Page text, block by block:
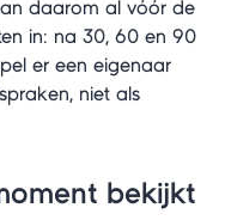
daarom al vóór de
in: na 30, 60 en 90
er een eigenaar
niet als
bekijkt